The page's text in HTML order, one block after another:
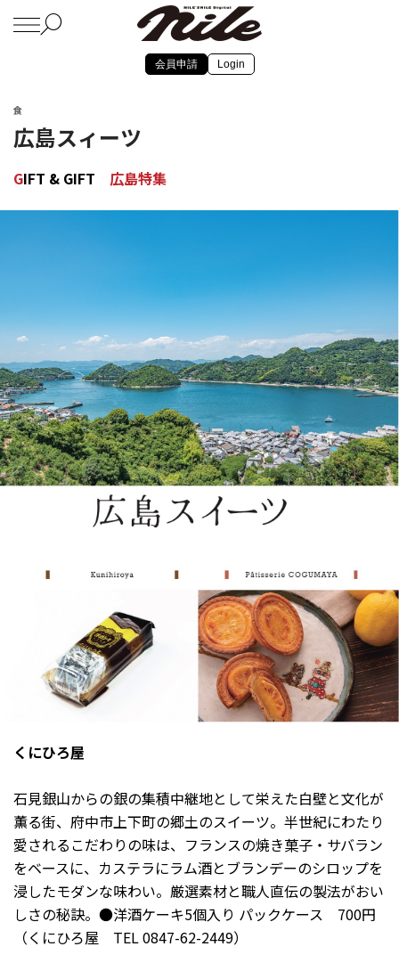
会員申請 Login
食
広島スィーツ
GIFT & GIFT 広島特集
くにひろ屋
石見銀山からの銀の集積中継地として栄えた白壁と文化が
薫る街、府中市上下町の郷土のスイーツ。半世紀にわたり
愛されるこだわりの味は、フランスの焼き菓子・サバラン
をベースに、カステラにラム酒とブランデーのシロップを
浸したモダンな味わい。厳選素材と職人直伝の製法がおい
しさの秘訣。●洋酒ケーキ5個入り パックケース 700円
（くにひろ屋 TEL 0847-62-2449）